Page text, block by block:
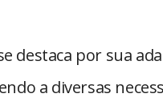
destaca por sua
a diversas